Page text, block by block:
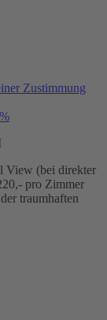
Zustimmung
View (bei direkter
pro Zimmer
traumhaften